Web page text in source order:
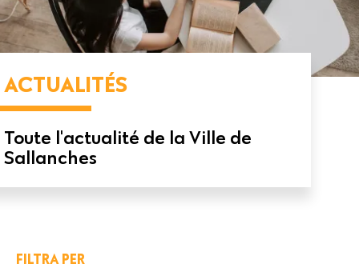
ACTUALITÉS
Toute l'actualité de la Ville de
Sallanches
FILTRA PER